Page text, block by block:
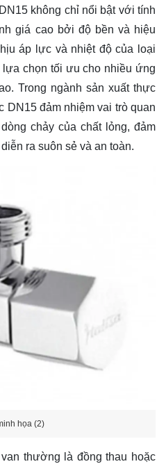
không chỉ nổi bật với tính
giá cao bởi độ bền và hiệu
áp lực và nhiệt độ của loại
chọn tối ưu cho nhiều ứng
Trong ngành sản xuất thực
DN15 đảm nhiệm vai trò quan
chảy của chất lỏng, đảm
ra suôn sẻ và an toàn.
họa (2)
thường là đồng thau hoặc